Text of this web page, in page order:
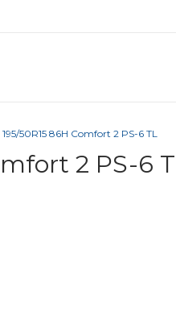
195/50R15 86H Comfort 2 PS-6 TL
2 PS-6